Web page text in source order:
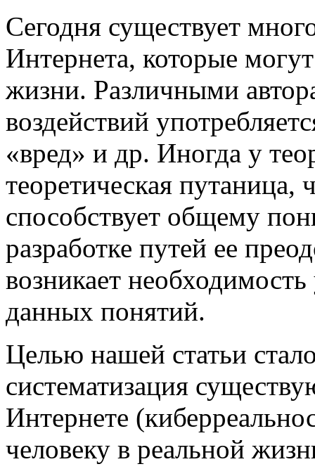
Сегодня существует
Интернета, которые
жизни. Различными
воздействий
«вред» и др. Иногда у
теоретическая
способствует общему
разработке путей ее
возникает
данных понятий.
Целью нашей статьи
систематизация
Интернете
человеку в реальной